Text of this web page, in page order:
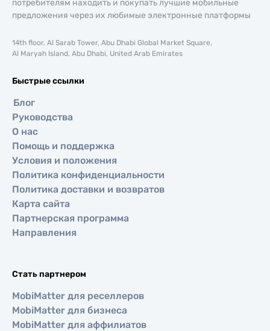
потребителям находить и покупать лучшие мобильные
предложения через их любимые электронные платформы
14th floor, Al Sarab Tower, Abu Dhabi Global Market Square,
Al Maryah Island, Abu Dhabi, United Arab Emirates
Быстрые ссылки
Блог
Руководства
О нас
Помощь и поддержка
Условия и положения
Политика конфиденциальности
Политика доставки и возвратов
Карта сайта
Партнерская программа
Направления
Стать партнером
MobiMatter для реселлеров
MobiMatter для бизнеса
MobiMatter для аффилиатов